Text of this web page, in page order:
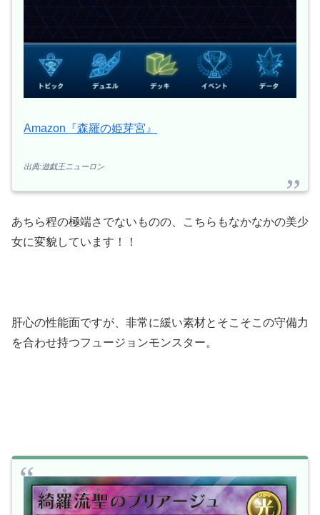
Amazon『森羅の姫芽宮』
出典:遊戯王ニューロン
あちら程の極端さでないものの、こちらもなかなかの美少
女に変貌しています！！
肝心の性能面ですが、非常に緩い素材とそこそこの守備力
を合わせ持つフュージョンモンスター。